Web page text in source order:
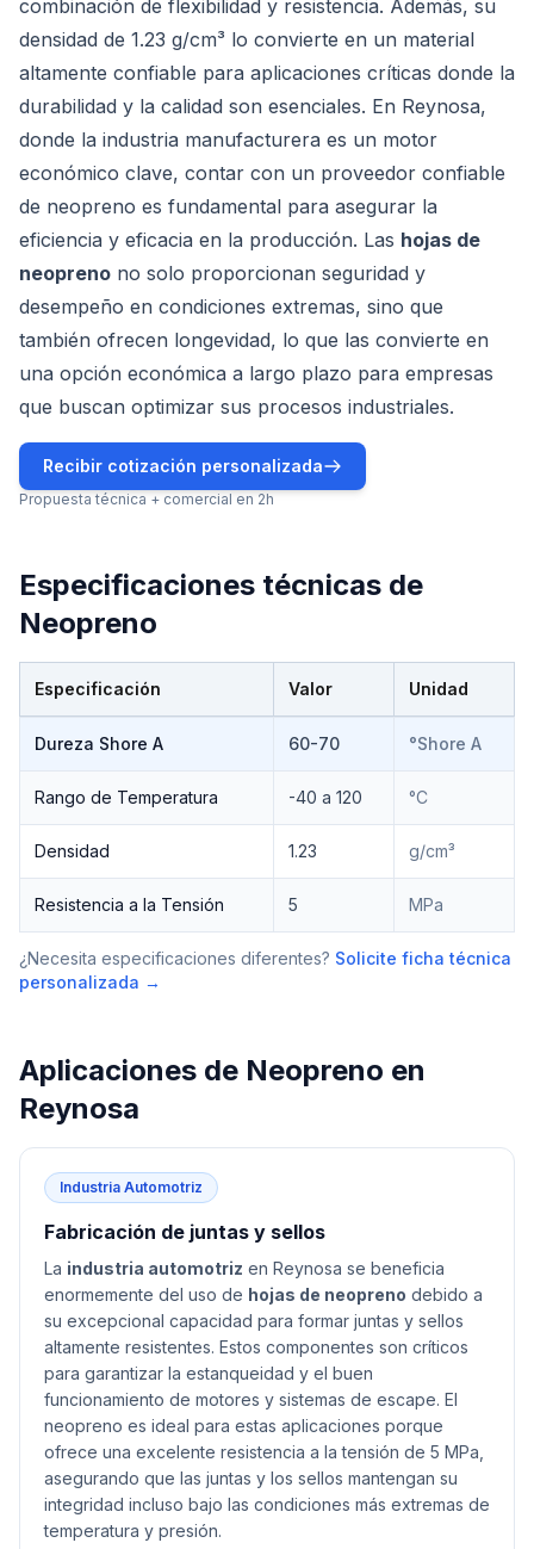
combinación de flexibilidad y resistencia. Además, su
densidad de 1.23 g/cm³ lo convierte en un material
altamente confiable para aplicaciones críticas donde la
durabilidad y la calidad son esenciales. En Reynosa,
donde la industria manufacturera es un motor
económico clave, contar con un proveedor confiable
de neopreno es fundamental para asegurar la
eficiencia y eficacia en la producción. Las hojas de
neopreno no solo proporcionan seguridad y
desempeño en condiciones extremas, sino que
también ofrecen longevidad, lo que las convierte en
una opción económica a largo plazo para empresas
que buscan optimizar sus procesos industriales.
Recibir cotización personalizada
Propuesta técnica + comercial en 2h
Especificaciones técnicas de
Neopreno
Especificación Valor Unidad
Dureza Shore A 60-70 °Shore A
Rango de Temperatura -40 a 120 °C
Densidad 1.23 g/cm³
Resistencia a la Tensión 5 MPa
¿Necesita especificaciones diferentes? Solicite ficha técnica
personalizada →
Aplicaciones de Neopreno en
Reynosa
Industria Automotriz
Fabricación de juntas y sellos
La industria automotriz en Reynosa se beneficia
enormemente del uso de hojas de neopreno debido a
su excepcional capacidad para formar juntas y sellos
altamente resistentes. Estos componentes son críticos
para garantizar la estanqueidad y el buen
funcionamiento de motores y sistemas de escape. El
neopreno es ideal para estas aplicaciones porque
ofrece una excelente resistencia a la tensión de 5 MPa,
asegurando que las juntas y los sellos mantengan su
integridad incluso bajo las condiciones más extremas de
temperatura y presión.